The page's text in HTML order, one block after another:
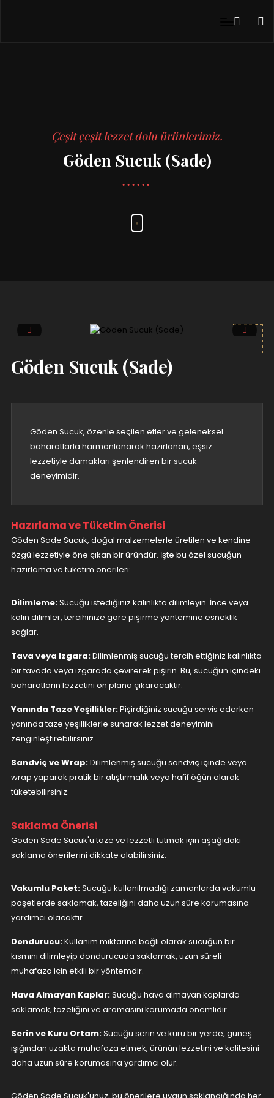
Çeşit çeşit lezzet dolu ürünlerimiz.
Göden Sucuk (Sade)
Göden Sucuk (Sade)
Göden Sucuk, özenle seçilen etler ve geleneksel
baharatlarla harmanlanarak hazırlanan, eşsiz
lezzetiyle damakları şenlendiren bir sucuk
deneyimidir.
Hazırlama ve Tüketim Önerisi
Göden Sade Sucuk, doğal malzemelerle üretilen ve kendine
özgü lezzetiyle öne çıkan bir üründür. İşte bu özel sucuğun
hazırlama ve tüketim önerileri:
Dilimleme:Sucuğu istediğiniz kalınlıkta dilimleyin. İnce veya
kalın dilimler, tercihinize göre pişirme yöntemine esneklik
sağlar.
Tava veya Izgara:Dilimlenmiş sucuğu tercih ettiğiniz kalınlıkta
bir tavada veya ızgarada çevirerek pişirin. Bu, sucuğun içindeki
baharatların lezzetini ön plana çıkaracaktır.
Yanında Taze Yeşillikler:Pişirdiğiniz sucuğu servis ederken
yanında taze yeşilliklerle sunarak lezzet deneyimini
zenginleştirebilirsiniz.
Sandviç ve Wrap:Dilimlenmiş sucuğu sandviç içinde veya
wrap yaparak pratik bir atıştırmalık veya hafif öğün olarak
tüketebilirsiniz.
Saklama Önerisi
Göden Sade Sucuk'u taze ve lezzetli tutmak için aşağıdaki
saklama önerilerini dikkate alabilirsiniz:
Vakumlu Paket:Sucuğu kullanılmadığı zamanlarda vakumlu
poşetlerde saklamak, tazeliğini daha uzun süre korumasına
yardımcı olacaktır.
Dondurucu:Kullanım miktarına bağlı olarak sucuğun bir
kısmını dilimleyip dondurucuda saklamak, uzun süreli
muhafaza için etkili bir yöntemdir.
Hava Almayan Kaplar:Sucuğu hava almayan kaplarda
saklamak, tazeliğini ve aromasını korumada önemlidir.
Serin ve Kuru Ortam:Sucuğu serin ve kuru bir yerde, güneş
ışığından uzakta muhafaza etmek, ürünün lezzetini ve kalitesini
daha uzun süre korumasına yardımcı olur.